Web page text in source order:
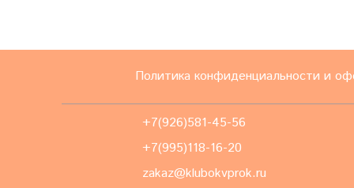
Политика конфиденциальности и
+7(926)581-45-56
+7(995)118-16-20
zakaz@klubokvprok.ru